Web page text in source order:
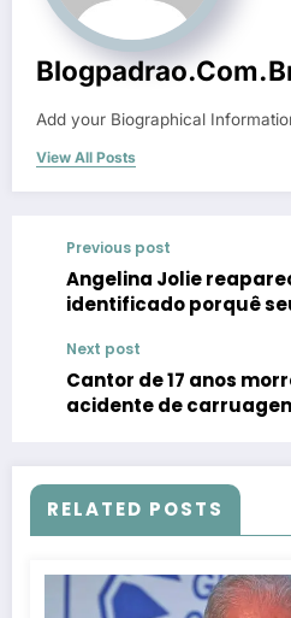
Add your Biographical
View All Posts
Previous post
Angelina Jolie
identificado porquê
Next post
Cantor de 17 anos
acidente de
RELATED POSTS